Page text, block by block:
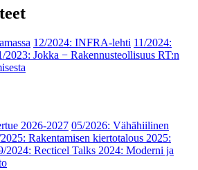
12/2024: INFRA-lehti 11/2024:
2023: Jokka − Rakennusteollisuus RT:n
2026-2027 05/2026: Vähähiilinen
Rakentamisen kiertotalous 2025:
2024: Recticel Talks 2024: Moderni ja